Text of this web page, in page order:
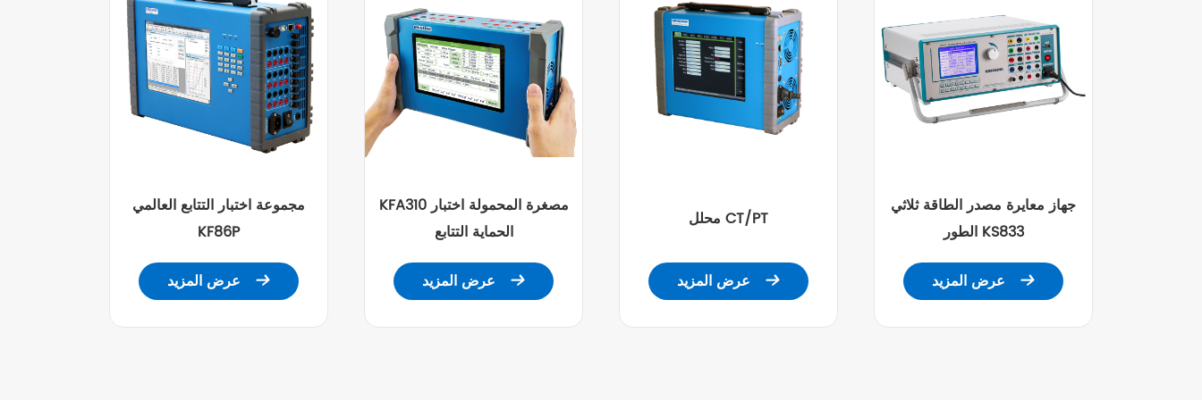
مجموعة اختبار التتابع العالمي
KF86P

KFA310 مصغرة المحمولة اختبار
الحماية التتابع

محلل CT/PT

جهاز معايرة مصدر الطاقة ثلاثي
الطور KS833
